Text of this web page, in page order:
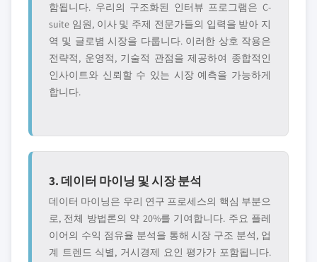
함됩니다. 우리의 구조화된 인터뷰 프로그램은 C-
suite 임원, 이사 및 주제 전문가들의 입력을 받아 지
역 및 글로볌 시장을 다룹니다. 이러한 상호 작용은
전략적, 운영적, 기술적 관점을 제공하여 종합적인
인사이트와 신뢰할 수 있는 시장 예측을 가능하게
합니다.
3. 데이터 마이닝 및 시장 분석
데이터 마이닝은 우리 연구 프로세스의 핵심 부분으
로, 전체 방법론의 약 20%를 기여합니다. 주요 플레
이어의 수익 점유율 분석을 통해 시장 구조 분석, 업
계 트렌드 식별, 거시경제 요인 평가가 포함됩니다.